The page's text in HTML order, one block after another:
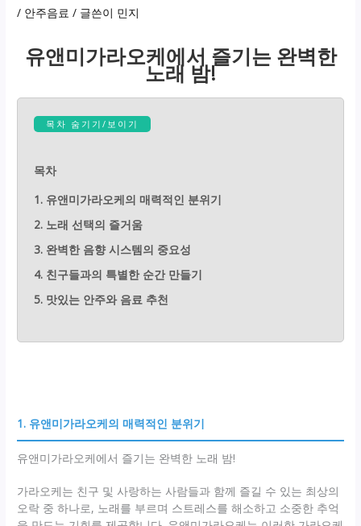
/ 안주음료 / 글쓴이 민지
유앤미가라오케에서 즐기는 완벽한
노래 밤!
목차 숨기기/보이기
목차
1. 유앤미가라오케의 매력적인 분위기
2. 노래 선택의 즐거움
3. 완벽한 음향 시스템의 중요성
4. 친구들과의 특별한 순간 만들기
5. 맛있는 안주와 음료 추천
1. 유앤미가라오케의 매력적인 분위기
유앤미가라오케에서 즐기는 완벽한 노래 밤!
가라오케는 친구 및 사랑하는 사람들과 함께 즐길 수 있는 최상의
오락 중 하나로, 노래를 부르며 스트레스를 해소하고 소중한 추억